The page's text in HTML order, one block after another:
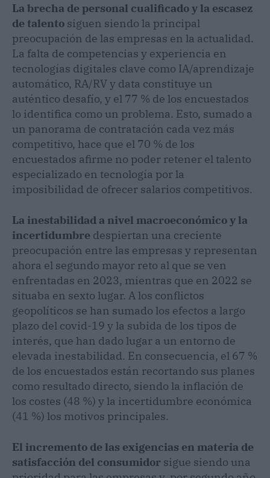
La brecha de personal cualificado y la escasez
de talento siguen siendo la principal
preocupación de las empresas en la actualidad.
La falta de competencias y experiencia en
tecnologías digitales clave como IA/aprendizaje
automático, RA/RV y data constituye un
auténtico desafío, y el 77 % de los encuestados
lo identifica como un problema. Esto, sumado a
un panorama de contratación cada vez más
competitivo, hace que el 70 % de los
encuestados afirme no poder retener el talento
especializado en tecnología por la
imposibilidad de ofrecer salarios competitivos.
La inestabilidad a nivel macroeconómico y la
incertidumbre despiertan una creciente
preocupación entre las empresas y representan
ahora el segundo mayor reto al que se ven
enfrentadas en 2023, mientras que en 2022 se
situaba en sexto lugar. A los conflictos
geopolíticos se han sumado los efectos a largo
plazo del covid-19 y la subida de los tipos de
interés, que han dado lugar a un entorno de
elevada inestabilidad. En consecuencia, el 67 %
de los encuestados están recortando sus planes
como resultado directo, siendo la inflación de
los costes (48 %) y la incertidumbre económica
(41 %) los motivos principales.
El incremento de las exigencias en materia de
satisfacción del consumidor sigue siendo una